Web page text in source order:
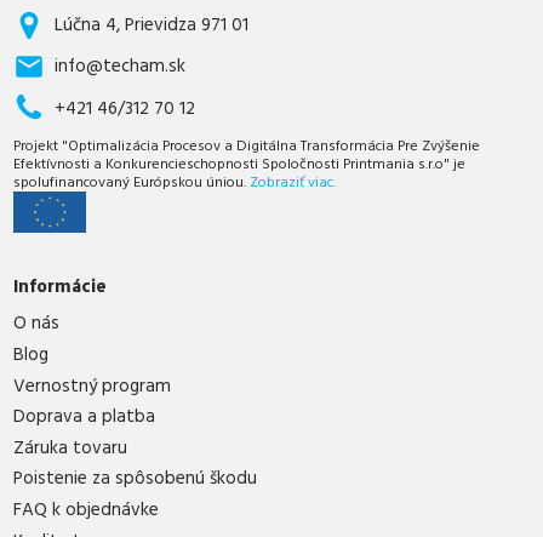
Lúčna 4, Prievidza 971 01
info@techam.sk
+421 46/312 70 12
Projekt "Optimalizácia Procesov a Digitálna Transformácia Pre Zvýšenie
Efektívnosti a Konkurencieschopnosti Spoločnosti Printmania s.r.o" je
spolufinancovaný Európskou úniou. Zobraziť viac.
Informácie
O nás
Blog
Vernostný program
Doprava a platba
Záruka tovaru
Poistenie za spôsobenú škodu
FAQ k objednávke